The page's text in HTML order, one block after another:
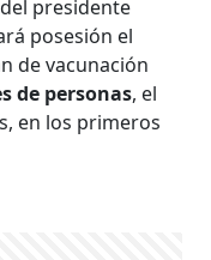
presidente
posesión el
de vacunación
de personas, el
en los primeros